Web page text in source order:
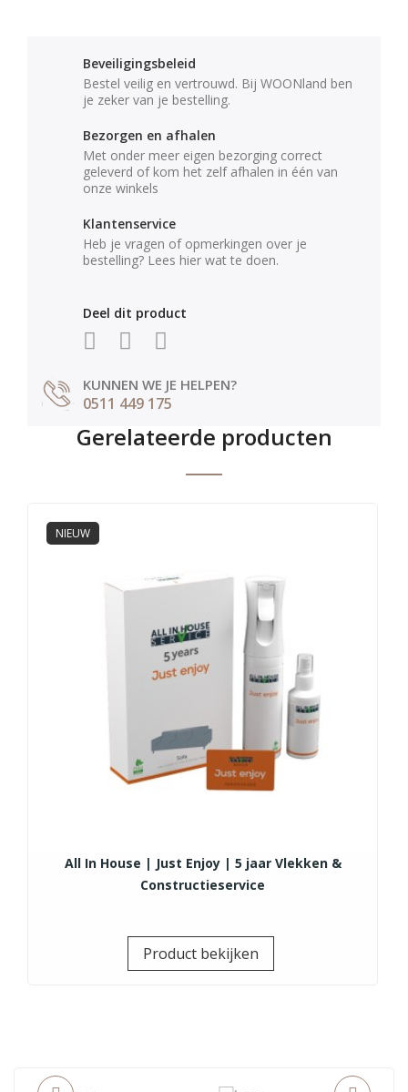
Beveiligingsbeleid
Bestel veilig en vertrouwd. Bij WOONland ben
je zeker van je bestelling.
Bezorgen en afhalen
Met onder meer eigen bezorging correct
geleverd of kom het zelf afhalen in één van
onze winkels
Klantenservice
Heb je vragen of opmerkingen over je
bestelling? Lees hier wat te doen.
Deel dit product
KUNNEN WE JE HELPEN?
0511 449 175
Gerelateerde producten
NIEUW
All In House | Just Enjoy | 5 jaar Vlekken &
Constructieservice
Product bekijken